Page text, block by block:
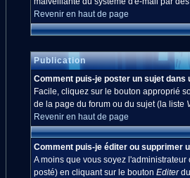
Revenir en haut de page
Publication
Comment puis-je poster un sujet dans
Facile, cliquez sur le bouton approprié
de la page du forum ou du sujet (la liste
Revenir en haut de page
Comment puis-je éditer ou supprimer
A moins que vous soyez
posté) en cliquant sur le bouton Editerdu